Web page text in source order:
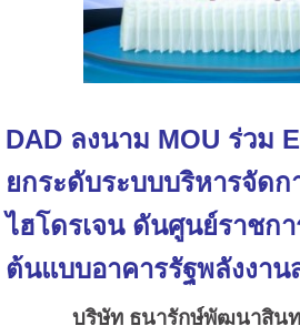
DAD ลงนาม MOU ร่วม
ยกระดับระบบบริหารจัดก
ไฮโดรเจน ดันศูนย์ราชก
ต้นแบบอาคารรัฐพลังงาน
บริษัท ธนารักษ์พัฒนาสิน